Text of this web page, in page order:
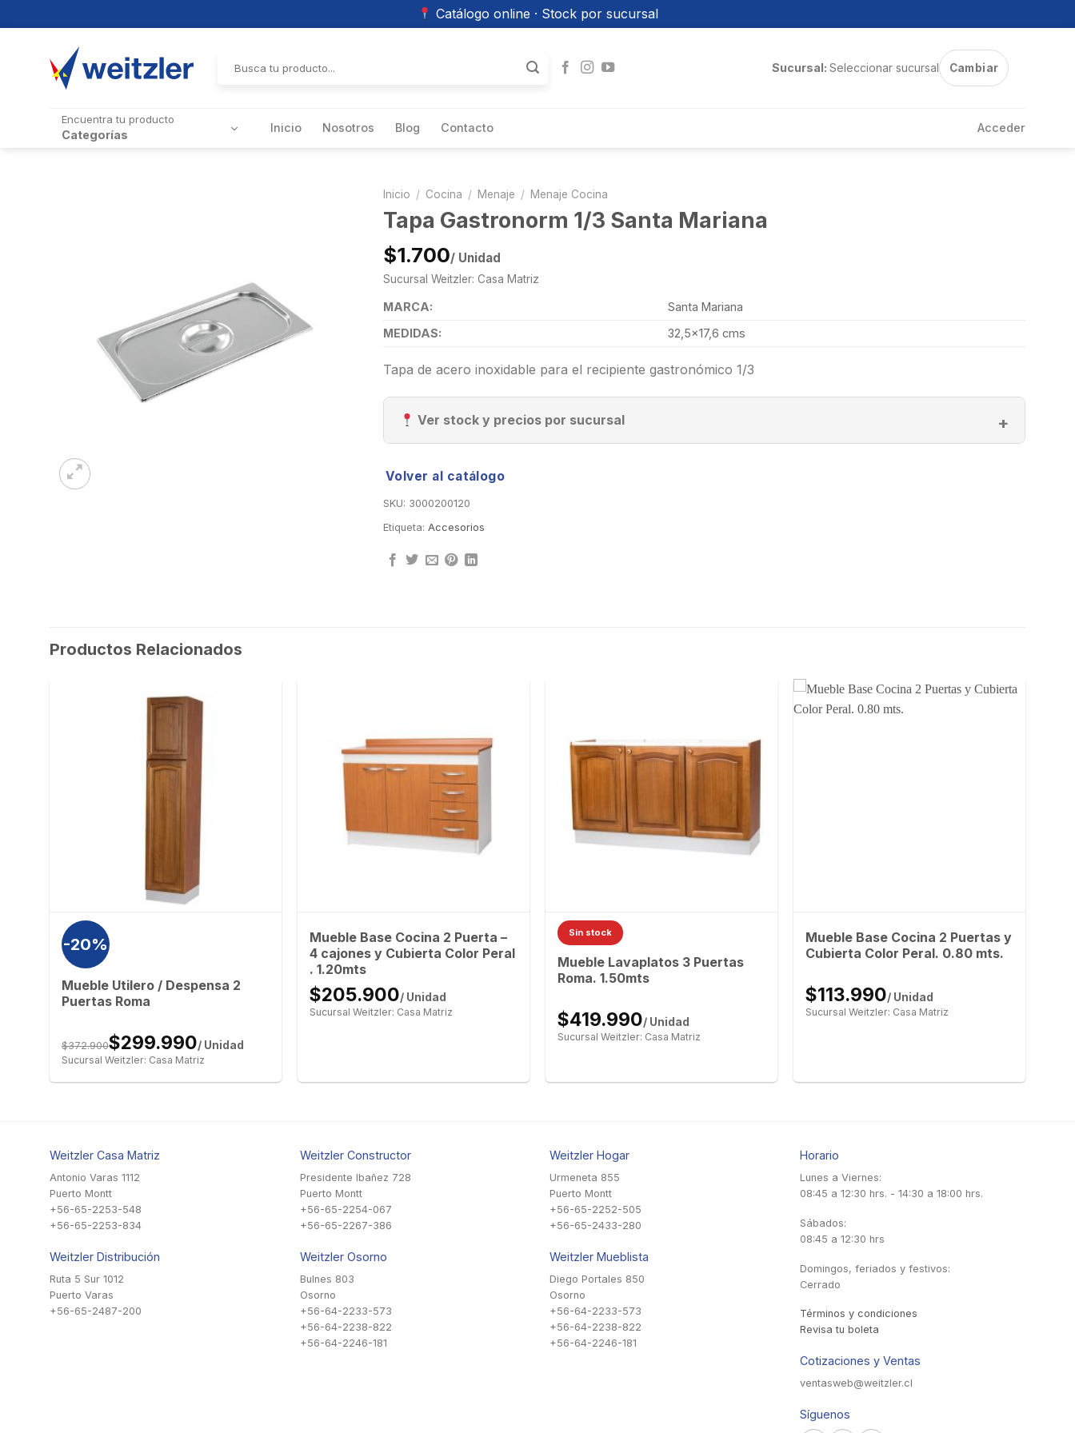
Catálogo online · Stock por sucursal
por:
Sucursal: Seleccionar sucursal Cambiar
Encuentra tu producto
Categorías Inicio Nosotros Blog Contacto Acceder
Inicio / Cocina / Menaje / Menaje Cocina
Tapa Gastronorm 1/3 Santa Mariana
$1.700/ Unidad
Sucursal Weitzler: Casa Matriz
MARCA:
Santa Mariana
MEDIDAS:
32,5×17,6 cms
Tapa de acero inoxidable para el recipiente gastronómico 1/3
Ver stock y precios por sucursal
Volver al catálogo
SKU: 3000200120
Etiqueta: Accesorios
Productos Relacionados
-20%
Mueble Utilero / Despensa 2
Puertas Roma
$372.900$299.990/ Unidad
Sucursal Weitzler: Casa Matriz
Mueble Base Cocina 2 Puerta –
4 cajones y Cubierta Color Peral
. 1.20mts
$205.900/ Unidad
Sucursal Weitzler: Casa Matriz
Sin stock
Mueble Lavaplatos 3 Puertas
Roma. 1.50mts
$419.990/ Unidad
Sucursal Weitzler: Casa Matriz
Mueble Base Cocina 2 Puertas y
Cubierta Color Peral. 0.80 mts.
$113.990/ Unidad
Sucursal Weitzler: Casa Matriz
Weitzler Casa Matriz
Antonio Varas 1112
Puerto Montt
+56-65-2253-548
+56-65-2253-834
Weitzler Distribución
Ruta 5 Sur 1012
Puerto Varas
+56-65-2487-200
Weitzler Constructor
Presidente Ibañez 728
Puerto Montt
+56-65-2254-067
+56-65-2267-386
Weitzler Osorno
Bulnes 803
Osorno
+56-64-2233-573
+56-64-2238-822
+56-64-2246-181
Weitzler Hogar
Urmeneta 855
Puerto Montt
+56-65-2252-505
+56-65-2433-280
Weitzler Mueblista
Diego Portales 850
Osorno
+56-64-2233-573
+56-64-2238-822
+56-64-2246-181
Horario
Lunes a Viernes:
08:45 a 12:30 hrs. - 14:30 a 18:00 hrs.
Sábados:
08:45 a 12:30 hrs
Domingos, feriados y festivos:
Cerrado
Términos y condiciones
Revisa tu boleta
Cotizaciones y Ventas
ventasweb@weitzler.cl
Síguenos